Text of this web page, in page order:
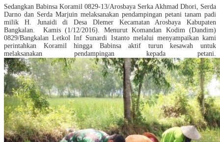
Sedangkan Babinsa Koramil 0829-13/Arosbaya Serka Akhmad Dhori, Serda
Darno dan Serda Marjuin melaksanakan pendampingan petani tanam padi
milik H. Junaidi di Desa Dlemer Kecamatan Arosbaya Kabupaten
Bangkalan. Kamis (1/12/2016). Menurut Komandan Kodim (Dandim)
0829/Bangkalan Letkol Inf Sunardi Istanto melalui menyampaikan kami
perintahkan Koramil hingga Babinsa aktif turun kesawah untuk
melaksanakan pendampingan kepada petani.